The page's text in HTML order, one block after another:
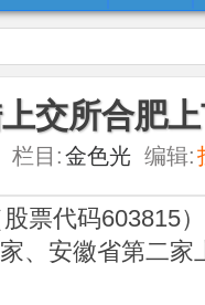
'multiple' (this will throw
司总数达50家
交所合肥
栏目:金色光 编辑:
票代码603815
、安徽省第二